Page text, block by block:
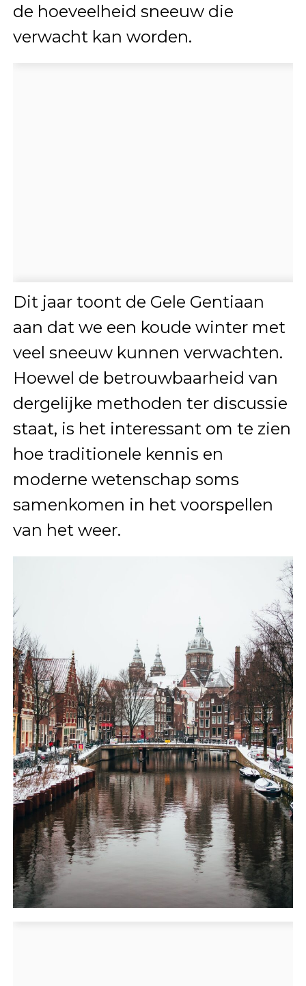
de hoeveelheid sneeuw die
verwacht kan worden.
Dit jaar toont de Gele Gentiaan
aan dat we een koude winter met
veel sneeuw kunnen verwachten.
Hoewel de betrouwbaarheid van
dergelijke methoden ter discussie
staat, is het interessant om te zien
hoe traditionele kennis en
moderne wetenschap soms
samenkomen in het voorspellen
van het weer.